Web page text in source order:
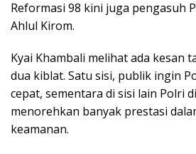
Reformasi 98 kini juga pengasuh
Ahlul Kirom.
Kyai Khambali melihat ada kesan
dua kiblat. Satu sisi, publik ingin
cepat, sementara di sisi lain Polri
menorehkan banyak prestasi
keamanan.